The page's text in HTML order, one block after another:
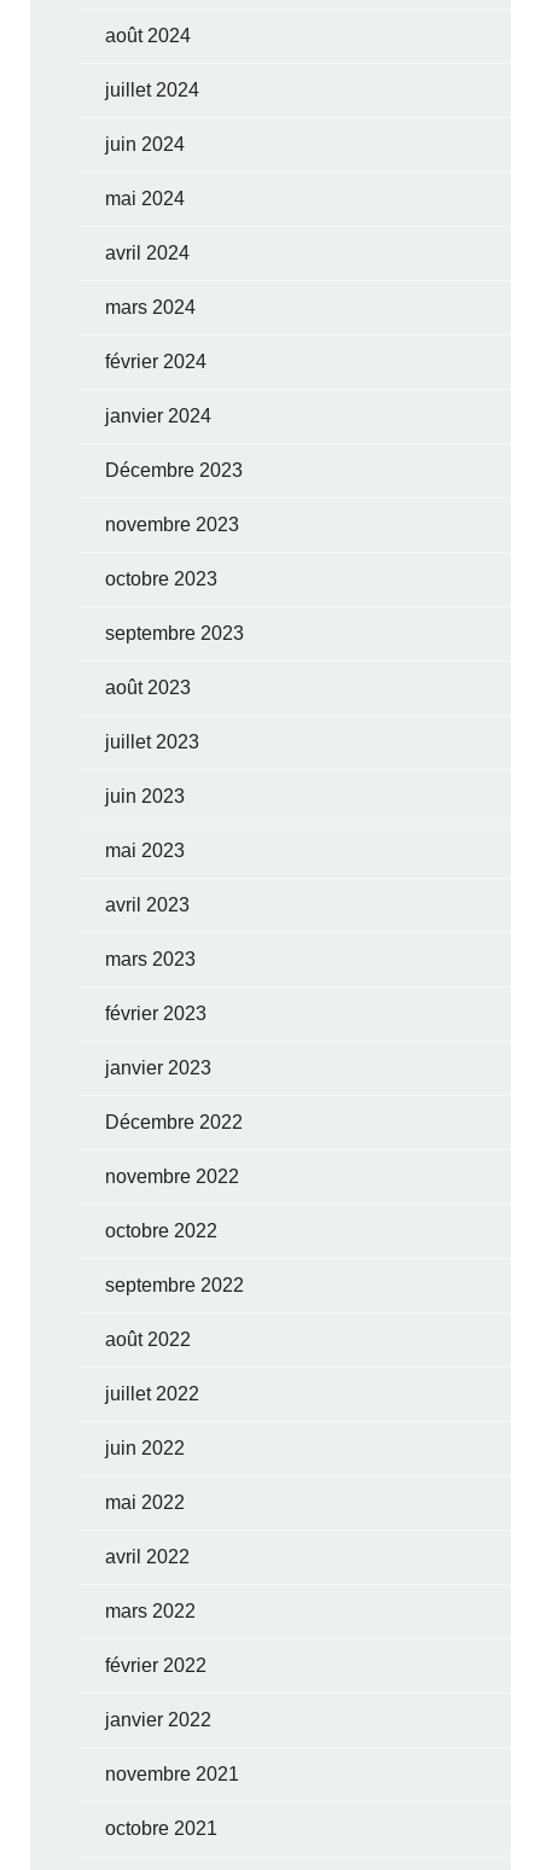
août 2024
juillet 2024
juin 2024
mai 2024
avril 2024
mars 2024
février 2024
janvier 2024
Décembre 2023
novembre 2023
octobre 2023
septembre 2023
août 2023
juillet 2023
juin 2023
mai 2023
avril 2023
mars 2023
février 2023
janvier 2023
Décembre 2022
novembre 2022
octobre 2022
septembre 2022
août 2022
juillet 2022
juin 2022
mai 2022
avril 2022
mars 2022
février 2022
janvier 2022
novembre 2021
octobre 2021